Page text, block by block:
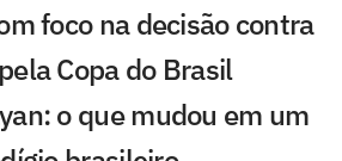
foco na decisão contra
Copa do Brasil
o que mudou em um